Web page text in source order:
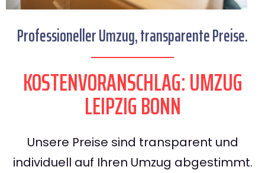
Professioneller Umzug, transparente Preise.
KOSTENVORANSCHLAG: UMZUG
LEIPZIG BONN
Unsere Preise sind transparent und
individuell auf Ihren Umzug abgestimmt.